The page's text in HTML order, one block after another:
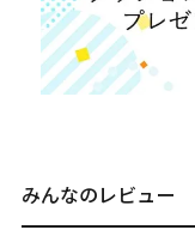
みんなのレビュー